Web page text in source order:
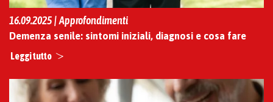
16.09.2025 | Approfondimenti
Demenza senile: sintomi iniziali, diagnosi e cosa fare
Leggi tutto